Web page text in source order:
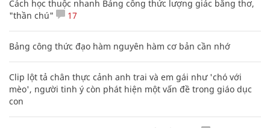
Cách học thuộc nhanh Bảng công thức lượng giác bằng thơ,
"thần chú"
17
Bảng công thức đạo hàm nguyên hàm cơ bản cần nhớ
Clip lột tả chân thực cảnh anh trai và em gái như 'chó với
mèo', người tinh ý còn phát hiện một vấn đề trong giáo dục
con